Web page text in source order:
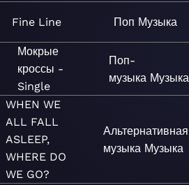
Fine Line Поп Музыка
Мокрые
кроссы -
Single
Поп-
музыка Музыка
WHEN WE
ALL FALL
ASLEEP,
WHERE DO
WE GO?
Альтернативная
музыка Музыка